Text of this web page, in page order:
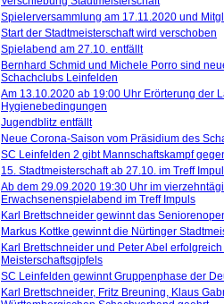
Spielerversammlung am 17.11.2020 und
Start der Stadtmeisterschaft wird verschoben
Spielabend am 27.10. entfällt
Bernhard Schmid und Michele Porro sind
Schachclubs Leinfelden
Am 13.10.2020 ab 19:00 Uhr Erörterung der
Hygienebedingungen
Jugendblitz entfällt
Neue Corona-Saison vom Präsidium des
SC Leinfelden 2 gibt Mannschaftskampf
15. Stadtmeisterschaft ab 27.10. im Treff
Ab dem 29.09.2020 19:30 Uhr im
Erwachsenenspielabend im Treff Impuls
Karl Brettschneider gewinnt das
Markus Kottke gewinnt die Nürtinger
Karl Brettschneider und Peter Abel
Meisterschaftsgipfels
SC Leinfelden gewinnt Gruppenphase der
Karl Brettschneider, Fritz Breuning, Klaus